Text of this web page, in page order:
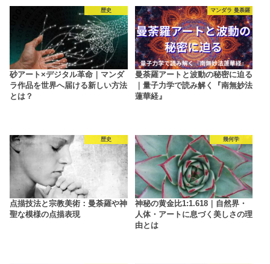
歴史
砂アート×デジタル革命｜マンダ
ラ作品を世界へ届ける新しい方法
とは？
マンダラ 曼荼羅
曼荼羅アートと波動の秘密に迫る
｜量子力学で読み解く『南無妙法
蓮華経』
歴史
点描技法と宗教美術：曼荼羅や神
聖な模様の点描表現
幾何学
神秘の黄金比1:1.618｜自然界・
人体・アートに息づく美しさの理
由とは